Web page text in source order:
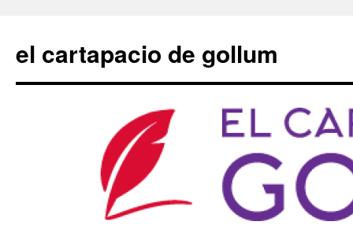
contenido
el cartapacio de gollum